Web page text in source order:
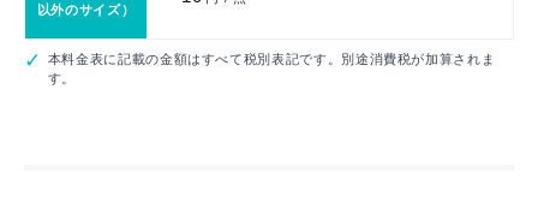
以外のサイズ）
本料金表に記載の金額はすべて税別表記です。別途消費税が加算されま
す。